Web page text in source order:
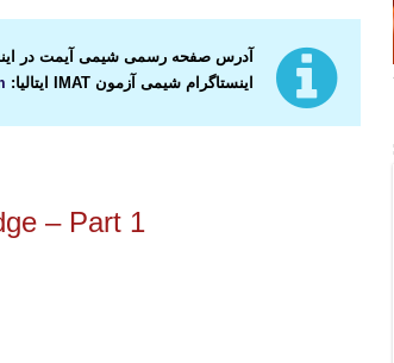
آدرس صفحه رسمی شیمی آیمت در
اینستاگرام شیمی آزمون IMAT ایتالیا:
– Part 1